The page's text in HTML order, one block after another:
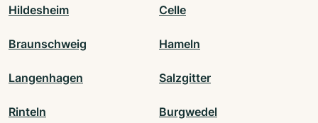
Hildesheim Celle
Braunschweig Hameln
Langenhagen Salzgitter
Rinteln Burgwedel